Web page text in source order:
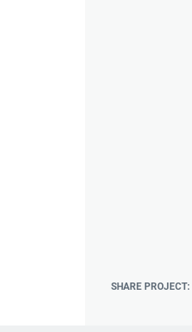
SHARE PROJECT: